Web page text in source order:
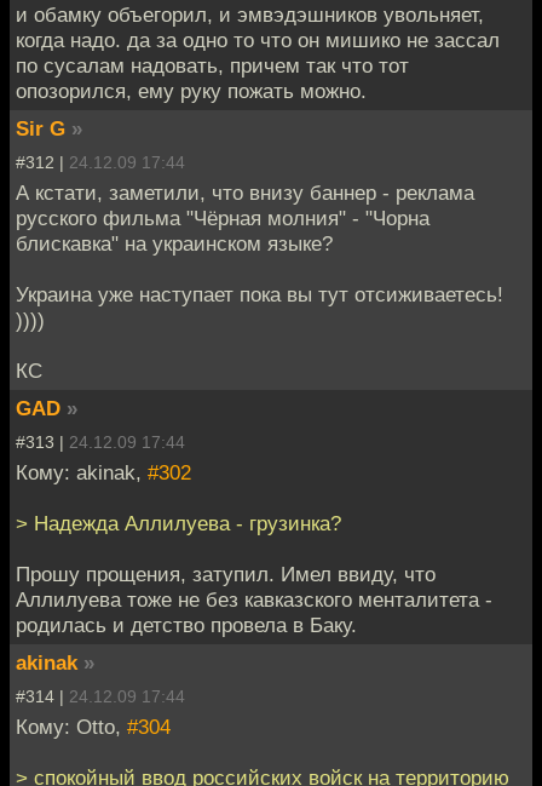
и обамку объегорил, и эмвэдэшников увольняет,
когда надо. да за одно то что он мишико не зассал
по сусалам надовать, причем так что тот
опозорился, ему руку пожать можно.
Sir G »
#312 | 24.12.09 17:44
А кстати, заметили, что внизу баннер - реклама
русского фильма "Чёрная молния" - "Чорна
блискавка" на украинском языке?
Украина уже наступает пока вы тут отсиживаетесь!
))))
КС
GAD »
#313 | 24.12.09 17:44
Кому: akinak, #302
> Надежда Аллилуева - грузинка?
Прошу прощения, затупил. Имел ввиду, что
Аллилуева тоже не без кавказского менталитета -
родилась и детство провела в Баку.
akinak »
#314 | 24.12.09 17:44
Кому: Otto, #304
> спокойный ввод российских войск на территорию